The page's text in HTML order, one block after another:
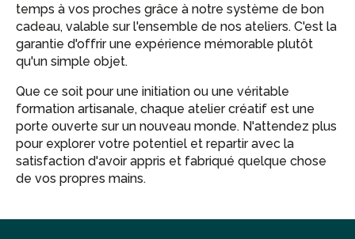
temps à vos proches grâce à notre système de bon
cadeau, valable sur l'ensemble de nos ateliers. C'est la
garantie d'offrir une expérience mémorable plutôt
qu'un simple objet.
Que ce soit pour une initiation ou une véritable
formation artisanale, chaque atelier créatif est une
porte ouverte sur un nouveau monde. N'attendez plus
pour explorer votre potentiel et repartir avec la
satisfaction d'avoir appris et fabriqué quelque chose
de vos propres mains.